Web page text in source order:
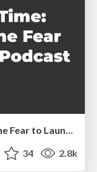
34 2.8k